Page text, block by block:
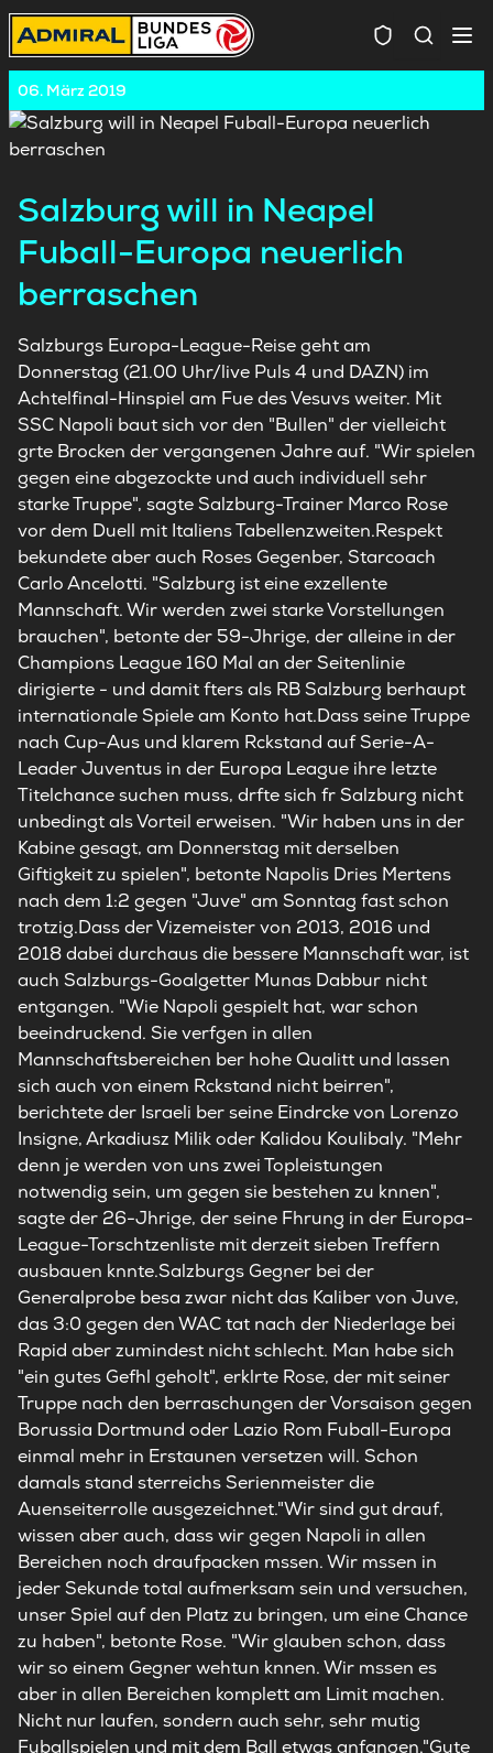
06. März 2019
Salzburg will in Neapel
Fuball-Europa neuerlich
berraschen
Salzburgs Europa-League-Reise geht am
Donnerstag (21.00 Uhr/live Puls 4 und DAZN) im
Achtelfinal-Hinspiel am Fue des Vesuvs weiter. Mit
SSC Napoli baut sich vor den "Bullen" der vielleicht
grte Brocken der vergangenen Jahre auf. "Wir spielen
gegen eine abgezockte und auch individuell sehr
starke Truppe", sagte Salzburg-Trainer Marco Rose
vor dem Duell mit Italiens Tabellenzweiten.Respekt
bekundete aber auch Roses Gegenber, Starcoach
Carlo Ancelotti. "Salzburg ist eine exzellente
Mannschaft. Wir werden zwei starke Vorstellungen
brauchen", betonte der 59-Jhrige, der alleine in der
Champions League 160 Mal an der Seitenlinie
dirigierte - und damit fters als RB Salzburg berhaupt
internationale Spiele am Konto hat.Dass seine Truppe
nach Cup-Aus und klarem Rckstand auf Serie-A-
Leader Juventus in der Europa League ihre letzte
Titelchance suchen muss, drfte sich fr Salzburg nicht
unbedingt als Vorteil erweisen. "Wir haben uns in der
Kabine gesagt, am Donnerstag mit derselben
Giftigkeit zu spielen", betonte Napolis Dries Mertens
nach dem 1:2 gegen "Juve" am Sonntag fast schon
trotzig.Dass der Vizemeister von 2013, 2016 und
2018 dabei durchaus die bessere Mannschaft war, ist
auch Salzburgs-Goalgetter Munas Dabbur nicht
entgangen. "Wie Napoli gespielt hat, war schon
beeindruckend. Sie verfgen in allen
Mannschaftsbereichen ber hohe Qualitt und lassen
sich auch von einem Rckstand nicht beirren",
berichtete der Israeli ber seine Eindrcke von Lorenzo
Insigne, Arkadiusz Milik oder Kalidou Koulibaly. "Mehr
denn je werden von uns zwei Topleistungen
notwendig sein, um gegen sie bestehen zu knnen",
sagte der 26-Jhrige, der seine Fhrung in der Europa-
League-Torschtzenliste mit derzeit sieben Treffern
ausbauen knnte.Salzburgs Gegner bei der
Generalprobe besa zwar nicht das Kaliber von Juve,
das 3:0 gegen den WAC tat nach der Niederlage bei
Rapid aber zumindest nicht schlecht. Man habe sich
"ein gutes Gefhl geholt", erklrte Rose, der mit seiner
Truppe nach den berraschungen der Vorsaison gegen
Borussia Dortmund oder Lazio Rom Fuball-Europa
einmal mehr in Erstaunen versetzen will. Schon
damals stand sterreichs Serienmeister die
Auenseiterrolle ausgezeichnet."Wir sind gut drauf,
wissen aber auch, dass wir gegen Napoli in allen
Bereichen noch draufpacken mssen. Wir mssen in
jeder Sekunde total aufmerksam sein und versuchen,
unser Spiel auf den Platz zu bringen, um eine Chance
zu haben", betonte Rose. "Wir glauben schon, dass
wir so einem Gegner wehtun knnen. Wir mssen es
aber in allen Bereichen komplett am Limit machen.
Nicht nur laufen, sondern auch sehr, sehr mutig
Fuballspielen und mit dem Ball etwas anfangen."Gute